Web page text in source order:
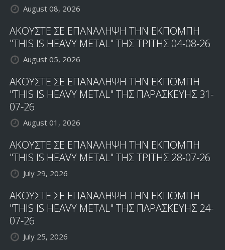
August 08, 2026
ΑΚΟΥΣΤΕ ΣΕ ΕΠΑΝΑΛΗΨΗ ΤΗΝ ΕΚΠΟΜΠΗ
"THIS IS HEAVY METAL" ΤΗΣ ΤΡΙΤΗΣ 04-08-26
August 05, 2026
ΑΚΟΥΣΤΕ ΣΕ ΕΠΑΝΑΛΗΨΗ ΤΗΝ ΕΚΠΟΜΠΗ
"THIS IS HEAVY METAL" ΤΗΣ ΠΑΡΑΣΚΕΥΗΣ 31-
07-26
August 01, 2026
ΑΚΟΥΣΤΕ ΣΕ ΕΠΑΝΑΛΗΨΗ ΤΗΝ ΕΚΠΟΜΠΗ
"THIS IS HEAVY METAL" ΤΗΣ ΤΡΙΤΗΣ 28-07-26
July 29, 2026
ΑΚΟΥΣΤΕ ΣΕ ΕΠΑΝΑΛΗΨΗ ΤΗΝ ΕΚΠΟΜΠΗ
"THIS IS HEAVY METAL" ΤΗΣ ΠΑΡΑΣΚΕΥΗΣ 24-
07-26
July 25, 2026